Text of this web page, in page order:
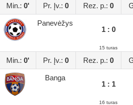
Min.: 0' Pr. Įv.: 0 Rez. p.: 0
Panevėžys
1 : 0
15 turas
Min.: 0' Pr. Įv.: 0 Rez. p.: 0
Banga
1 : 1
16 turas